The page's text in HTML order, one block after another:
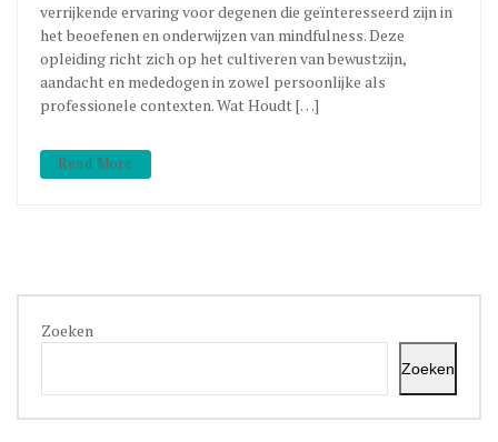
verrijkende ervaring voor degenen die geïnteresseerd zijn in
het beoefenen en onderwijzen van mindfulness. Deze
opleiding richt zich op het cultiveren van bewustzijn,
aandacht en mededogen in zowel persoonlijke als
professionele contexten. Wat Houdt […]
Read More
Zoeken
Zoeken